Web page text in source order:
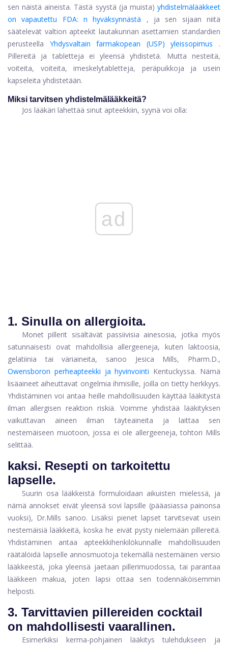
sen näistä aineista. Tästä syystä (ja muista) yhdistelmälääkkeet
on vapautettu FDA: n hyväksynnästä
, ja sen sijaan niitä
säätelevät valtion apteekit lautakunnan asettamien standardien
perusteella
Yhdysvaltain farmakopean (USP) yleissopimus
.
Pillereitä ja tabletteja ei yleensä yhdistetä. Mutta nesteitä,
voiteita, voiteita, imeskelytabletteja, peräpuikkoja ja usein
kapseleita yhdistetään.
Miksi tarvitsen yhdistelmälääkkeitä?
Jos lääkäri lähettää sinut apteekkiin, syynä voi olla:
ad
1. Sinulla on allergioita.
Monet pillerit sisältävät passiivisia ainesosia, jotka myös
satunnaisesti ovat mahdollisia allergeeneja, kuten laktoosia,
gelatiinia tai väriaineita, sanoo Jesica Mills, Pharm.D.,
Owensboron perheapteekki ja hyvinvointi Kentuckyssa. Nämä
lisäaineet aiheuttavat ongelmia ihmisille, joilla on tietty herkkyys.
Yhdistäminen voi antaa heille mahdollisuuden käyttää lääkitystä
ilman allergisen reaktion riskiä. Voimme yhdistää lääkityksen
vaikuttavan aineen ilman täyteaineita ja laittaa sen
nestemäiseen muotoon, jossa ei ole allergeeneja, tohtori Mills
selittää.
kaksi. Resepti on tarkoitettu
lapselle.
Suurin osa lääkkeistä formuloidaan aikuisten mielessä, ja
nämä annokset eivät yleensä sovi lapsille (pääasiassa painonsa
vuoksi), Dr.Mills sanoo. Lisäksi pienet lapset tarvitsevat usein
nestemäisiä lääkkeitä, koska he eivät pysty nielemään pillereitä.
Yhdistäminen antaa apteekkihenkilökunnalle mahdollisuuden
räätälöidä lapselle annosmuotoja tekemällä nestemäinen versio
lääkkeestä, joka yleensä jaetaan pillerimuodossa, tai parantaa
lääkkeen makua, joten lapsi ottaa sen todennäköisemmin
helposti.
3. Tarvittavien pillereiden cocktail
on mahdollisesti vaarallinen.
Esimerkiksi kerma-pohjainen lääkitys tulehdukseen ja